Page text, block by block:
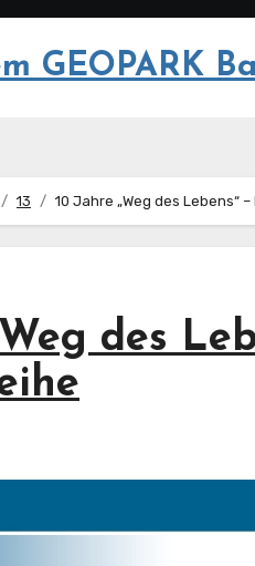
GEOPARK
13 10 Jahre „Weg des Lebens“
des